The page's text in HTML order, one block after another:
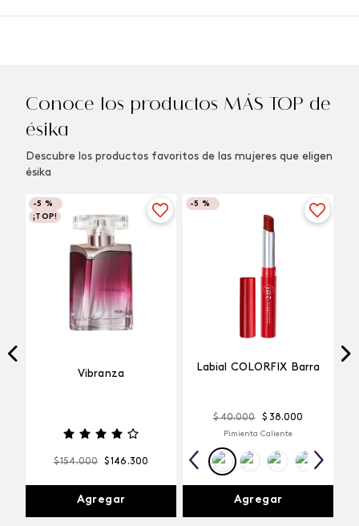
Conoce los productos MÁS TOP de
ésika
Descubre los productos favoritos de las mujeres que eligen
ésika
-5 %
¡TOP!
Vibranza
$154.000 $146 .300
Agregar
-5 %
Labial COLORFIX Barra
$ 40.000 $ 38.000
Pimienta Caliente
Agregar